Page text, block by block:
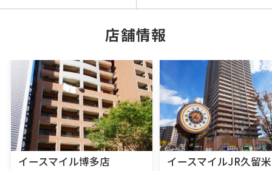
店舗情報
イースマイル博多店 イースマイルJR久留